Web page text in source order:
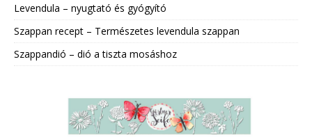
Levendula – nyugtató és gyógyító
Szappan recept – Természetes levendula szappan
Szappandió – dió a tiszta mosáshoz